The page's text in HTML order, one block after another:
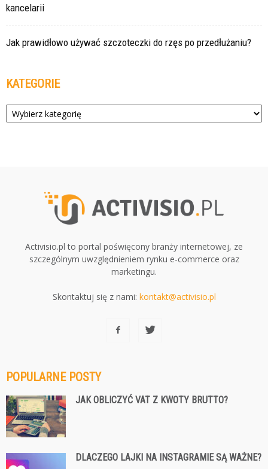
kancelarii
Jak prawidłowo używać szczoteczki do rzęs po przedłużaniu?
KATEGORIE
Kategorie
Activisio.pl to portal poświęcony branży internetowej, ze
szczególnym uwzględnieniem rynku e-commerce oraz
marketingu.
Skontaktuj się z nami: kontakt@activisio.pl
POPULARNE POSTY
JAK OBLICZYĆ VAT Z KWOTY BRUTTO?
DLACZEGO LAJKI NA INSTAGRAMIE SĄ WAŻNE?